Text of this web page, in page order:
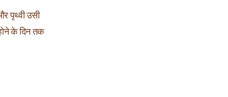
पृथ्वी उसी
के दिन तक